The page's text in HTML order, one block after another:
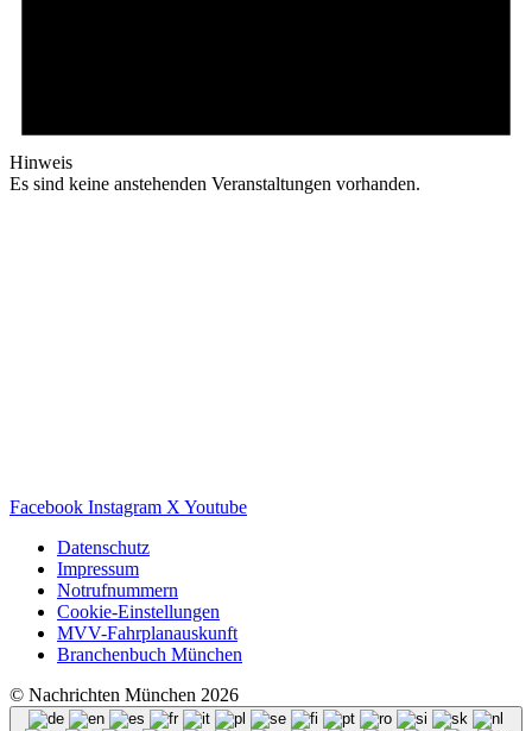
Hinweis
Es sind keine anstehenden Veranstaltungen vorhanden.
Facebook Instagram X Youtube
Datenschutz
Impressum
Notrufnummern
Cookie-Einstellungen
MVV-Fahrplanauskunft
Branchenbuch München
© Nachrichten München 2026